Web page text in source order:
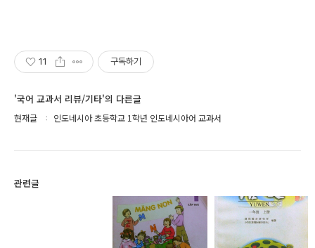
11 구독하기
'국어 교과서 리뷰/기타'의 다른글
현재글 인도네시아 초등학교 1학년 인도네시아어 교과서
관련글